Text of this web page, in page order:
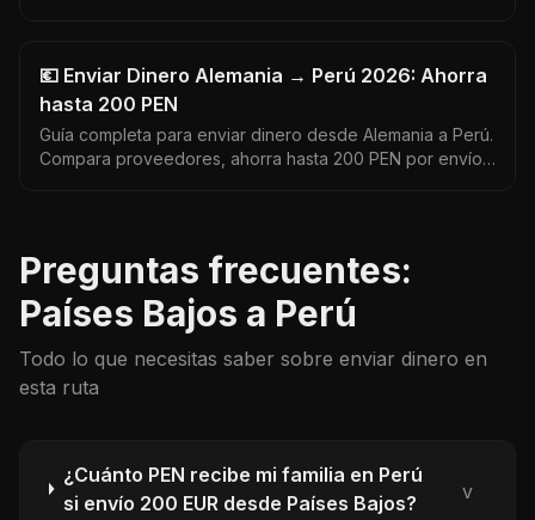
💶 Enviar Dinero Alemania → Perú 2026: Ahorra
hasta 200 PEN
Guía completa para enviar dinero desde Alemania a Perú.
Compara proveedores, ahorra hasta 200 PEN por envío
Preguntas frecuentes:
Países Bajos a Perú
Todo lo que necesitas saber sobre enviar dinero en
esta ruta
¿Cuánto PEN recibe mi familia en Perú
si envío 200 EUR desde Países Bajos?
v